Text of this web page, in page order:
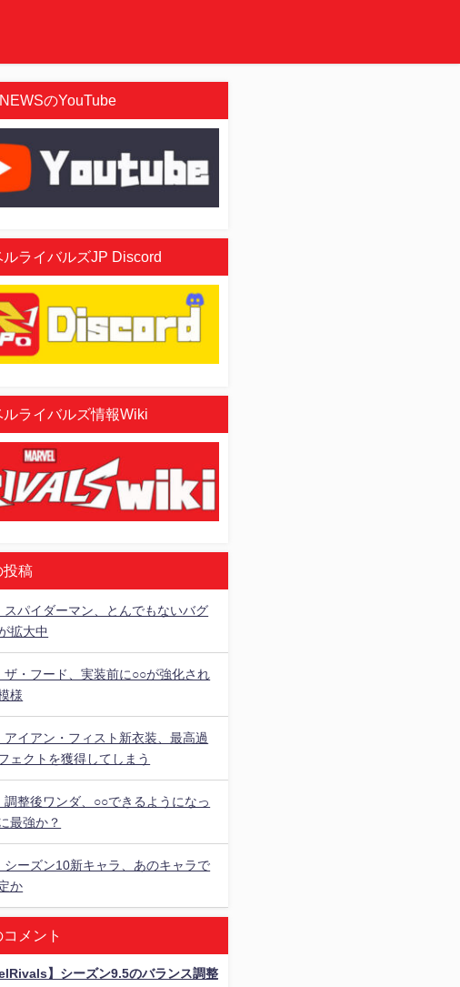
のYouTube
ルライバルズJP Discord
ルライバルズ情報Wiki
投稿
スパイダーマン、とんでもないバグ
拡大中
ザ・フード、実装前に○○が強化され
様
アイアン・フィスト新衣装、最高過
ェクトを獲得してしまう
調整後ワンダ、○○できるようになっ
最強か？
シーズン10新キャラ、あのキャラで
か
メント
】シーズン9.5のバランス調整